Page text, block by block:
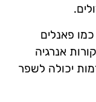
פאנלים
אנרגיה
יכולה לשפר